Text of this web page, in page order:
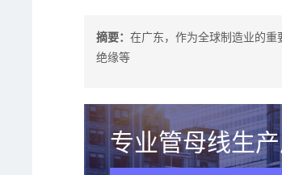
摘要：在广东，作为全球制造业的重
绝缘等
专业管母线生